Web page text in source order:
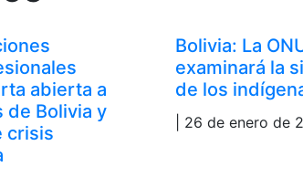
abierta a
de Bolivia y
crisis
Bolivia: La
examinará la
de los
| 26 de enero de